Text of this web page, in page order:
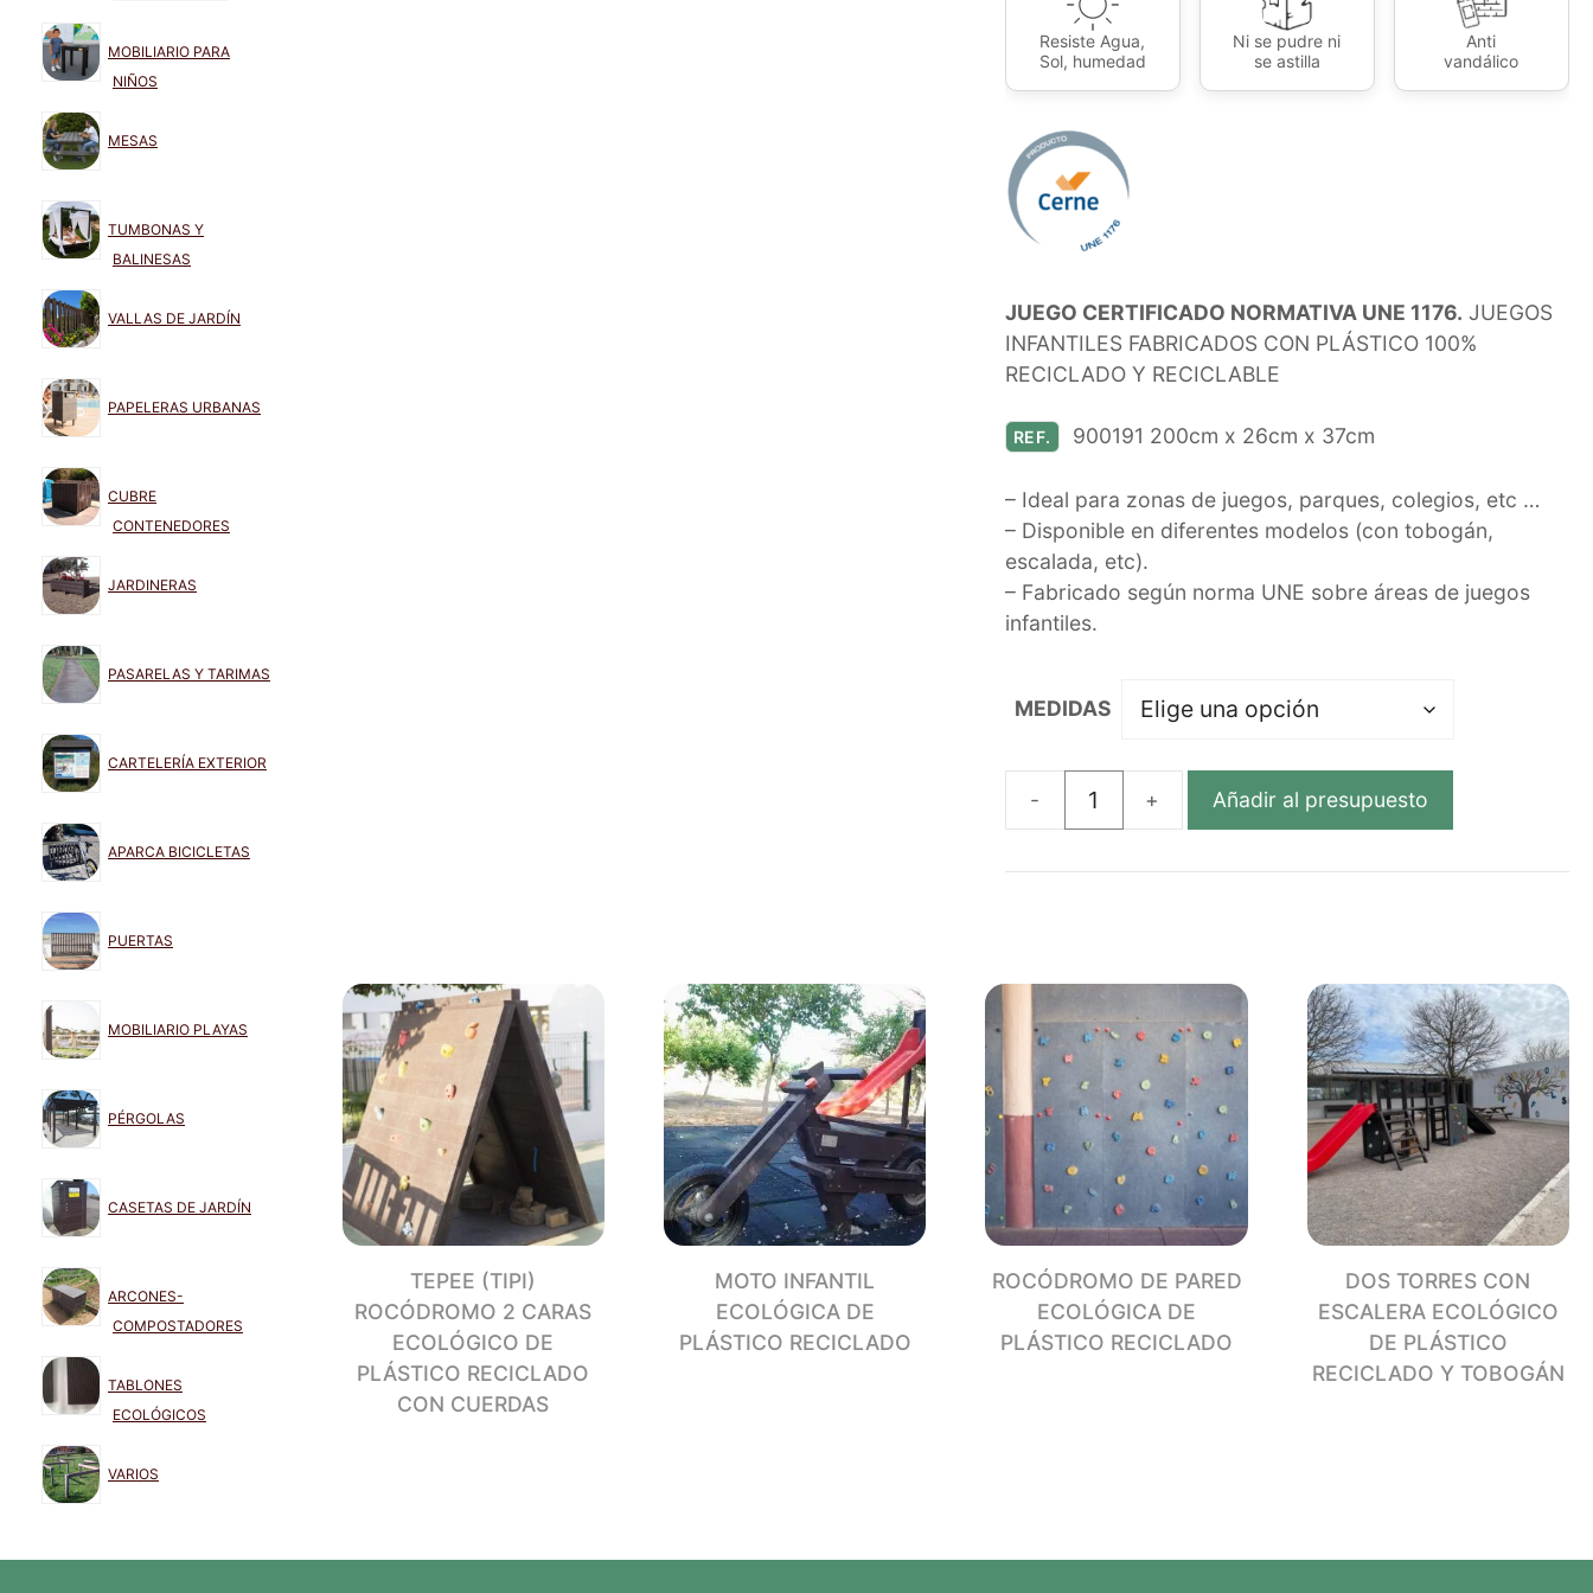
Resiste Agua,
Sol, humedad
Ni se pudre ni
se astilla
Anti
vandálico
JUEGO CERTIFICADO NORMATIVA UNE 1176. JUEGOS
INFANTILES FABRICADOS CON PLÁSTICO 100%
RECICLADO Y RECICLABLE
REF. 900191 200cm x 26cm x 37cm
– Ideal para zonas de juegos, parques, colegios, etc …
– Disponible en diferentes modelos (con tobogán,
escalada, etc).
– Fabricado según norma UNE sobre áreas de juegos
infantiles.
MEDIDAS
DE
Añadir al presupuesto
TEPEE (TIPI)
ROCÓDROMO 2 CARAS
ECOLÓGICO DE
PLÁSTICO RECICLADO
CON CUERDAS
MOTO INFANTIL
ECOLÓGICA DE
PLÁSTICO RECICLADO
ROCÓDROMO DE PARED
ECOLÓGICA DE
PLÁSTICO RECICLADO
DOS TORRES CON
ESCALERA ECOLÓGICO
DE PLÁSTICO
RECICLADO Y TOBOGÁN
MOBILIARIO PARA
NIÑOS
MESAS
TUMBONAS Y
BALINESAS
VALLAS DE JARDÍN
PAPELERAS URBANAS
CUBRE
CONTENEDORES
JARDINERAS
PASARELAS Y TARIMAS
CARTELERÍA EXTERIOR
APARCA BICICLETAS
PUERTAS
MOBILIARIO PLAYAS
PÉRGOLAS
CASETAS DE JARDÍN
ARCONES-
COMPOSTADORES
TABLONES
ECOLÓGICOS
VARIOS